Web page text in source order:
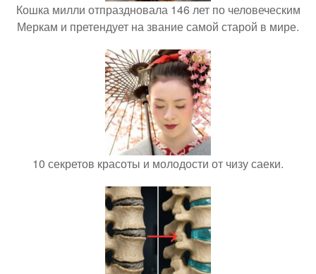
Кошка милли отпраздновала 146 лет по человеческим
Меркам и претендует на звание самой старой в мире.
10 секретов красоты и молодости от чизу саеки.